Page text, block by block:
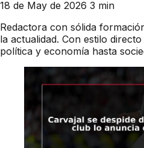
18 de May de 2026 3 min
Redactora con sólida
la actualidad. Con estilo
política y economía hasta